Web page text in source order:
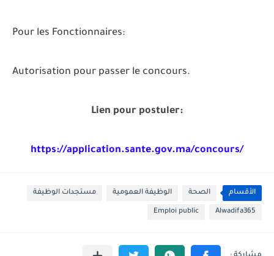
Pour les Fonctionnaires:
Autorisation pour passer le concours.
Lien pour postuler:
https://application.sante.gov.ma/concours/
الأقسام الصحة الوظيفة العمومية مستجدات الوظيفة
Alwadifa365
Emploi public